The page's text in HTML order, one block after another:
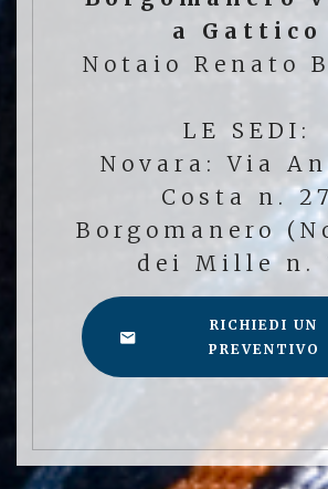
a Gattico
Notaio Renato
LE SEDI:
Novara: Via
Costa n.
Borgomanero
dei Mille n.
RICHIEDI UN
PREVENTIVO